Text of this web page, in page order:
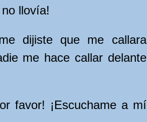
llovía!
dijiste que me callara
me hace callar delante
favor! ¡Escuchame a mí